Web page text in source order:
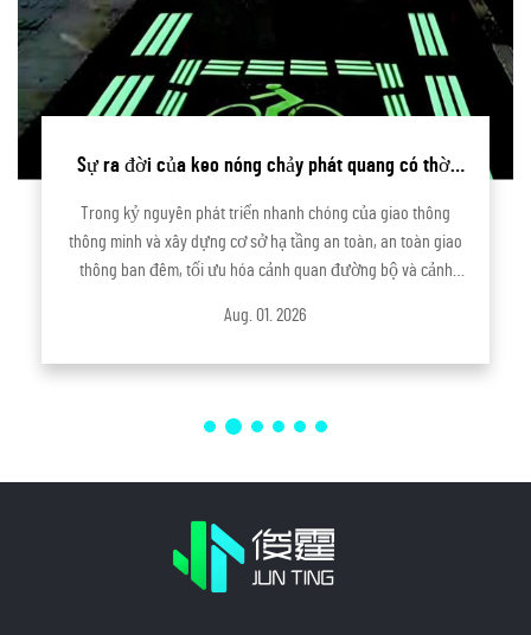
Sự ra đời của keo nóng chảy phát quang có thời
Công ty Công nghệ Quang điện Hàng Châu Junting
tự nghiên cứu và phát triển
Trong kỷ nguyên phát triển nhanh chóng của giao thông
thông minh và xây dựng cơ sở hạ tầng an toàn, an toàn giao
thông ban đêm, tối ưu hóa cảnh quan đường bộ và cảnh
thành những mối quan tâm cốt lõi trong cơ sở hạ tầng đô thị
Aug. 01. 2026